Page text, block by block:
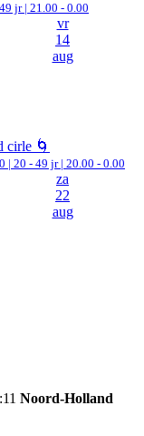
jr | 21.00 - 0.00
vr
14
aug
cirle 🌀
| 20 - 49 jr | 20.00 - 0.00
za
22
aug
Noord-Holland